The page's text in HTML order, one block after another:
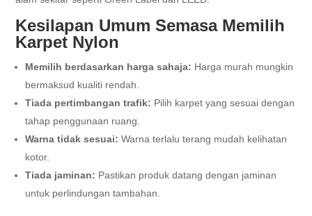
Kesilapan Umum Semasa Memilih
Karpet Nylon
Memilih berdasarkan harga sahaja: Harga murah mungkin
bermaksud kualiti rendah.
Tiada pertimbangan trafik: Pilih karpet yang sesuai dengan
tahap penggunaan ruang.
Warna tidak sesuai: Warna terlalu terang mudah kelihatan
kotor.
Tiada jaminan: Pastikan produk datang dengan jaminan
untuk perlindungan tambahan.